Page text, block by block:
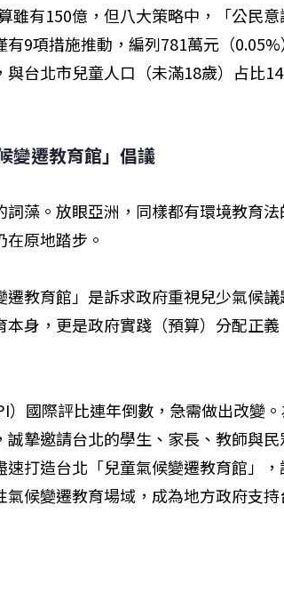
雖有150億，但八大策略中，「公民
9項措施推動，編列781萬元（
台北市兒童人口（未滿18歲）占比
變遷教育館」倡議
藻。放眼亞洲，同樣都有環境教育
原地踏步。
教育館」是訴求政府重視兒少氣候
身，更是政府實踐（預算）分配正
）國際評比連年倒數，急需做出改變
摯邀請台北的學生、家長、教師與
打造台北「兒童氣候變遷教育館」
候變遷教育場域，成為地方政府支